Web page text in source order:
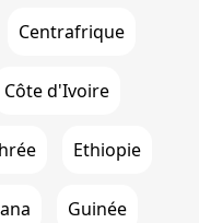
Centrafrique
Côte d'Ivoire
Ethiopie
Guinée